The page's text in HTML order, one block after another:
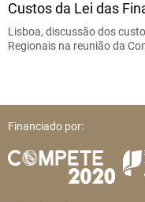
Custos da Lei das
Lisboa, discussão dos
Regionais na reunião da
Financiado por: